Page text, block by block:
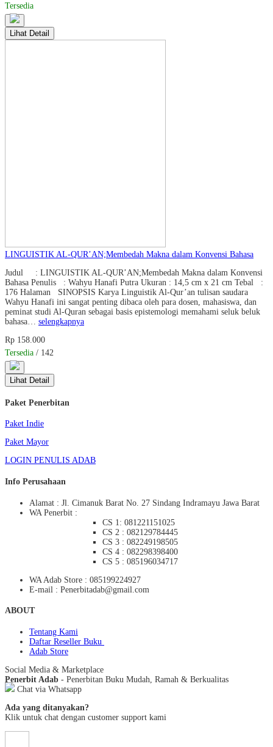
Tersedia
Lihat Detail
LINGUISTIK AL-QUR’AN;Membedah Makna dalam Konvensi Bahasa
Judul : LINGUISTIK AL-QUR’AN;Membedah Makna dalam Konvensi
Bahasa Penulis : Wahyu Hanafi Putra Ukuran : 14,5 cm x 21 cm Tebal :
176 Halaman SINOPSIS Karya Linguistik Al-Qur’an tulisan saudara
Wahyu Hanafi ini sangat penting dibaca oleh para dosen, mahasiswa, dan
peminat studi Al-Quran sebagai basis epistemologi memahami seluk beluk
bahasa… selengkapnya
Rp 158.000
Tersedia / 142
Lihat Detail
Paket Penerbitan
Paket Indie
Paket Mayor
LOGIN PENULIS ADAB
Info Perusahaan
Alamat : Jl. Cimanuk Barat No. 27 Sindang Indramayu Jawa Barat
WA Penerbit :
CS 1: 081221151025
CS 2 : 082129784445
CS 3 : 082249198505
CS 4 : 082298398400
CS 5 : 085196034717
WA Adab Store : 085199224927
E-mail : Penerbitadab@gmail.com
ABOUT
Tentang Kami
Daftar Reseller Buku
Adab Store
Social Media & Marketplace
Penerbit Adab - Penerbitan Buku Mudah, Ramah & Berkualitas
Chat via Whatsapp
Ada yang ditanyakan?
Klik untuk chat dengan customer support kami